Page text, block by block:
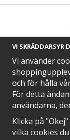
VI SKRÄDDARSYR
Vi använder
och för hålla
För detta
användarna,
Klicka på
vilka cookies